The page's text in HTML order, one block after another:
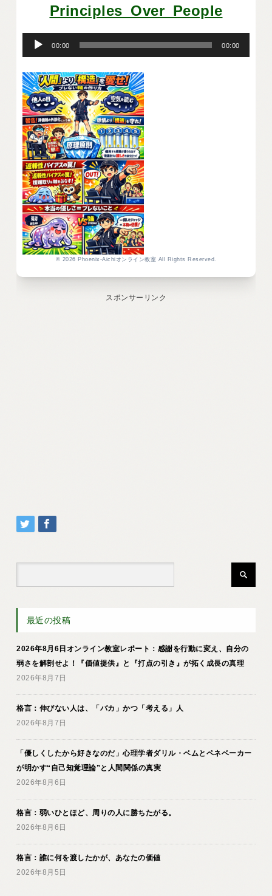
Principles_Over_People
プ
ー
ー
00:00 00:00
© 2026 Phoenix-Aichiオンライン教室 All Rights Reserved.
スポンサーリンク
最近の投稿
2026年8月6日オンライン教室レポート：感謝を行動に変え、自分の
弱さを解剖せよ！『価値提供』と『打点の引き』が拓く成長の真理
2026年8月7日
格言：伸びない人は、「バカ」かつ「考える」人
2026年8月7日
「優しくしたから好きなのだ」心理学者ダリル・ベムとペネベーカー
が明かす“自己知覚理論”と人間関係の真実
2026年8月6日
格言：弱いひとほど、周りの人に勝ちたがる。
2026年8月6日
格言：誰に何を渡したかが、あなたの価値
2026年8月5日